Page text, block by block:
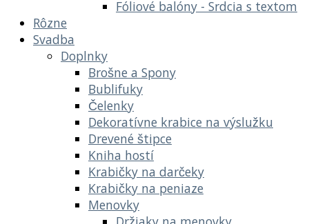
Fóliové balóny - Srdcia s textom
Rôzne
Svadba
Doplnky
Brošne a Spony
Bublifuky
Čelenky
Dekoratívne krabice na výslužku
Drevené štipce
Kniha hostí
Krabičky na darčeky
Krabičky na peniaze
Menovky